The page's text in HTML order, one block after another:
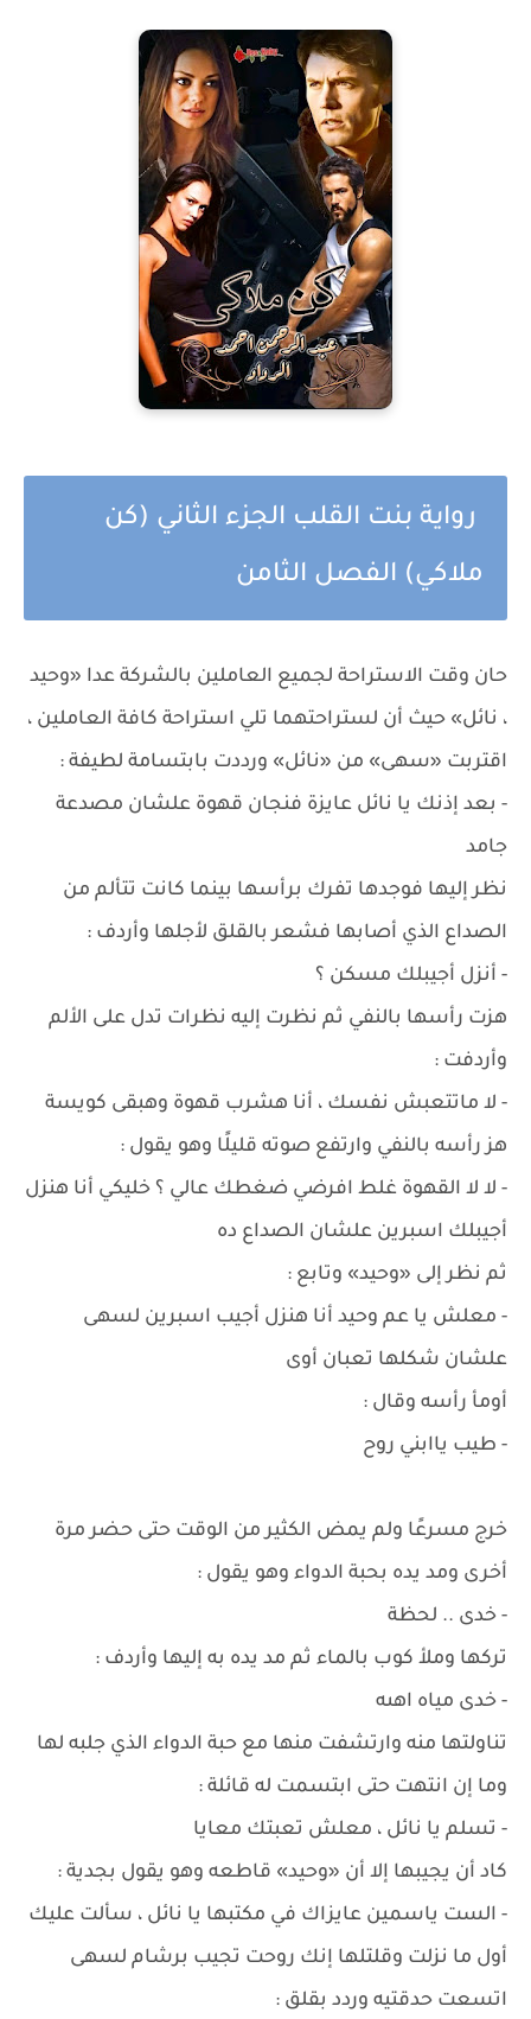
رواية بنت القلب الجزء الثاني (كن
ملاكي) الفصل الثامن
حان وقت الاستراحة لجميع العاملين بالشركة عدا «وحيد
، نائل» حيث أن لستراحتهما تلي استراحة كافة العاملين ،
اقتربت «سهى» من «نائل» ورددت بابتسامة لطيفة :
- بعد إذنك يا نائل عايزة فنجان قهوة علشان مصدعة
جامد
نظر إليها فوجدها تفرك برأسها بينما كانت تتألم من
الصداع الذي أصابها فشعر بالقلق لأجلها وأردف :
- أنزل أجيبلك مسكن ؟
هزت رأسها بالنفي ثم نظرت إليه نظرات تدل على الألم
وأردفت :
- لا ماتتعبش نفسك ، أنا هشرب قهوة وهبقى كويسة
هز رأسه بالنفي وارتفع صوته قليلًا وهو يقول :
- لا لا القهوة غلط افرضي ضغطك عالي ؟ خليكي أنا هنزل
أجيبلك اسبرين علشان الصداع ده
ثم نظر إلى «وحيد» وتابع :
- معلش يا عم وحيد أنا هنزل أجيب اسبرين لسهى
علشان شكلها تعبان أوى
أومأ رأسه وقال :
- طيب ياابني روح
خرج مسرعًا ولم يمض الكثير من الوقت حتى حضر مرة
أخرى ومد يده بحبة الدواء وهو يقول :
- خدى .. لحظة
تركها وملأ كوب بالماء ثم مد يده به إليها وأردف :
- خدى مياه اهىه
تناولتها منه وارتشفت منها مع حبة الدواء الذي جلبه لها
وما إن انتهت حتى ابتسمت له قائلة :
- تسلم يا نائل ، معلش تعبتك معايا
كاد أن يجيبها إلا أن «وحيد» قاطعه وهو يقول بجدية :
- الست ياسمين عايزاك في مكتبها يا نائل ، سألت عليك
أول ما نزلت وقلتلها إنك روحت تجيب برشام لسهى
اتسعت حدقتيه وردد بقلق :